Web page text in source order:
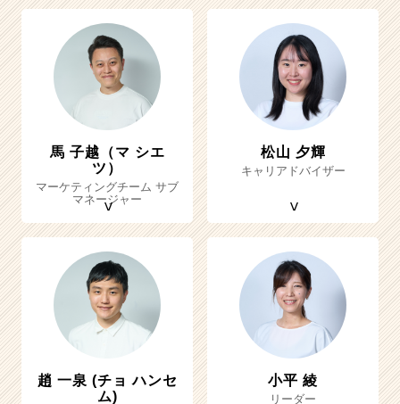
馬 子越（マ シエ
ツ）
マーケティングチーム サブ
マネージャー
松山 夕輝
キャリアドバイザー
趙 一泉 (チョ ハンセ
ム)
小平 綾
リーダー